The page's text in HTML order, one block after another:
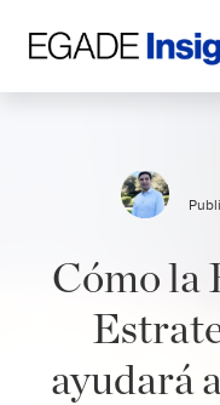
Cómo la
ayudará